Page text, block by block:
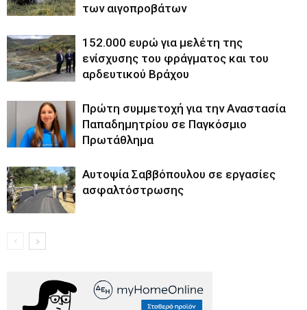
των αιγοπροβάτων
152.000 ευρώ για μελέτη της
ενίσχυσης του φράγματος και του
αρδευτικού Βράχου
Πρώτη συμμετοχή για την Αναστασία
Παπαδημητρίου σε Παγκόσμιο
Πρωτάθλημα
Αυτοψία Σαββόπουλου σε εργασίες
ασφαλτόστρωσης